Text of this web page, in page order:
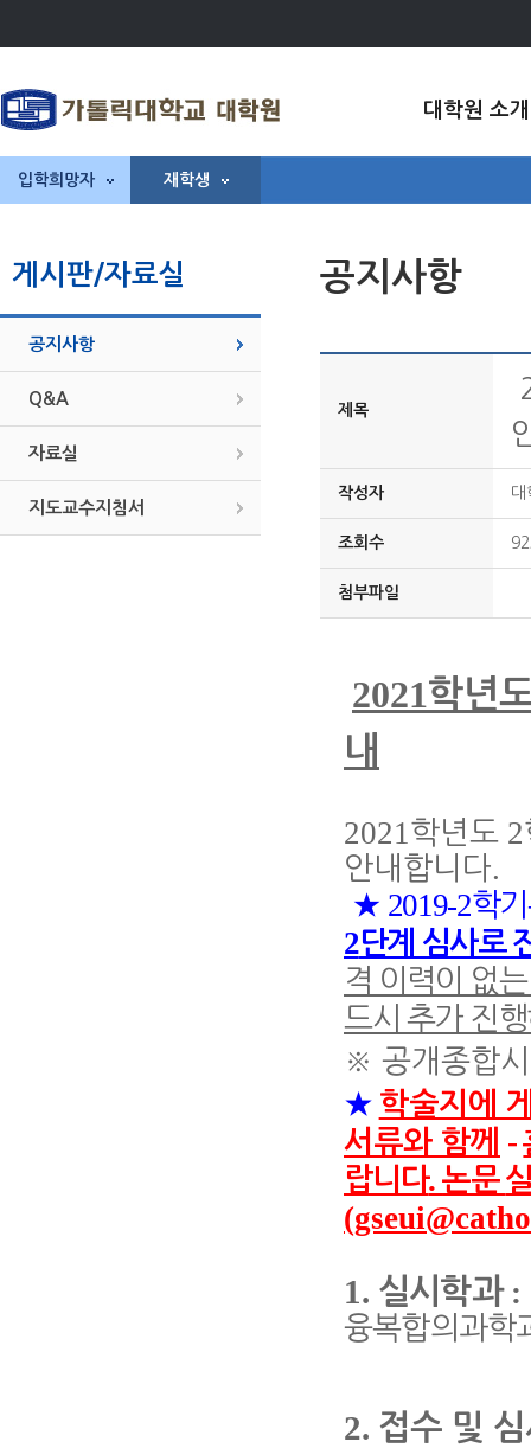
대학원 소개
입학희망자 재학생
게시판/자료실
공지사항
Q&A
자료실
지도교수지침서
공지사항
제목
작성자 대
조회수
첨부파일
2021학년
내
2021학년도 2
안내합니다.
★ 2019-2학
2단계 심사로
격 이력이 없
드시 추가 진
※ 공개종합
★ 학술지에
서류와 함께
-
랍니다.논문
1. 실시학과 :
융복합의과학
2. 접수 및